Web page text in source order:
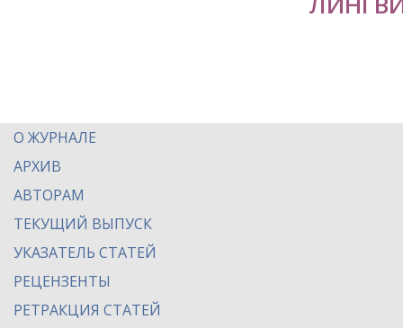
О ЖУРНАЛЕ
АРХИВ
АВТОРАМ
ТЕКУЩИЙ ВЫПУСК
УКАЗАТЕЛЬ СТАТЕЙ
РЕЦЕНЗЕНТЫ
РЕТРАКЦИЯ СТАТЕЙ